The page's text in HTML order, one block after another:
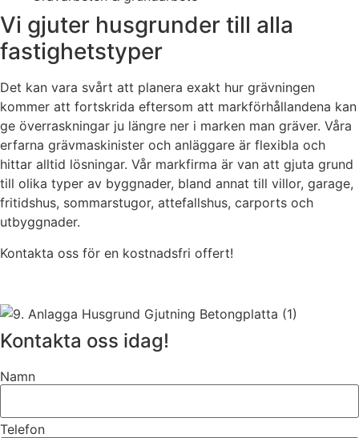
Vi gjuter husgrunder till alla
fastighetstyper
Det kan vara svårt att planera exakt hur grävningen
kommer att fortskrida eftersom att markförhållandena kan
ge överraskningar ju längre ner i marken man gräver. Våra
erfarna grävmaskinister och anläggare är flexibla och
hittar alltid lösningar. Vår markfirma är van att gjuta grund
till olika typer av byggnader, bland annat till villor, garage,
fritidshus, sommarstugor, attefallshus, carports och
utbyggnader.
Kontakta oss för en kostnadsfri offert!
Kontakta oss idag!
Namn
Telefon